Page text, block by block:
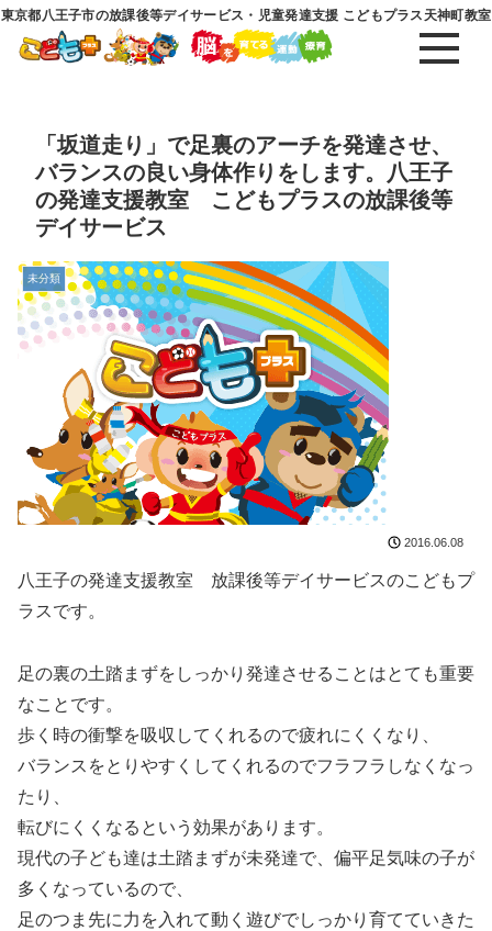
東京都八王子市の放課後等デイサービス・児童発達支援 こどもプラス天神町教室
「坂道走り」で足裏のアーチを発達させ、
バランスの良い身体作りをします。八王子
の発達支援教室 こどもプラスの放課後等
デイサービス
未分類
2016.06.08
八王子の発達支援教室 放課後等デイサービスのこどもプ
ラスです。
足の裏の土踏まずをしっかり発達させることはとても重要
なことです。
歩く時の衝撃を吸収してくれるので疲れにくくなり、
バランスをとりやすくしてくれるのでフラフラしなくなっ
たり、
転びにくくなるという効果があります。
現代の子ども達は土踏まずが未発達で、偏平足気味の子が
多くなっているので、
足のつま先に力を入れて動く遊びでしっかり育てていきた